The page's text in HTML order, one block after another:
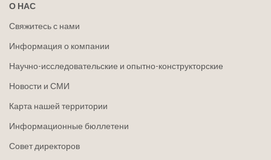
О НАС
Свяжитесь с нами
Информация о компании
Научно-исследовательские и опытно-конструкторские
Новости и СМИ
Карта нашей территории
Информационные бюллетени
Совет директоров